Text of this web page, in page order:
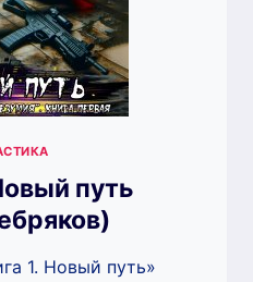
путь
1. Новый путь»